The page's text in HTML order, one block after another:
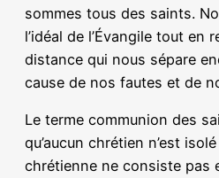
sommes tous des saints.
l’idéal de l’Évangile tout en
distance qui nous sépare
cause de nos fautes et de
Le terme communion des
qu’aucun chrétien n’est
chrétienne ne consiste pas